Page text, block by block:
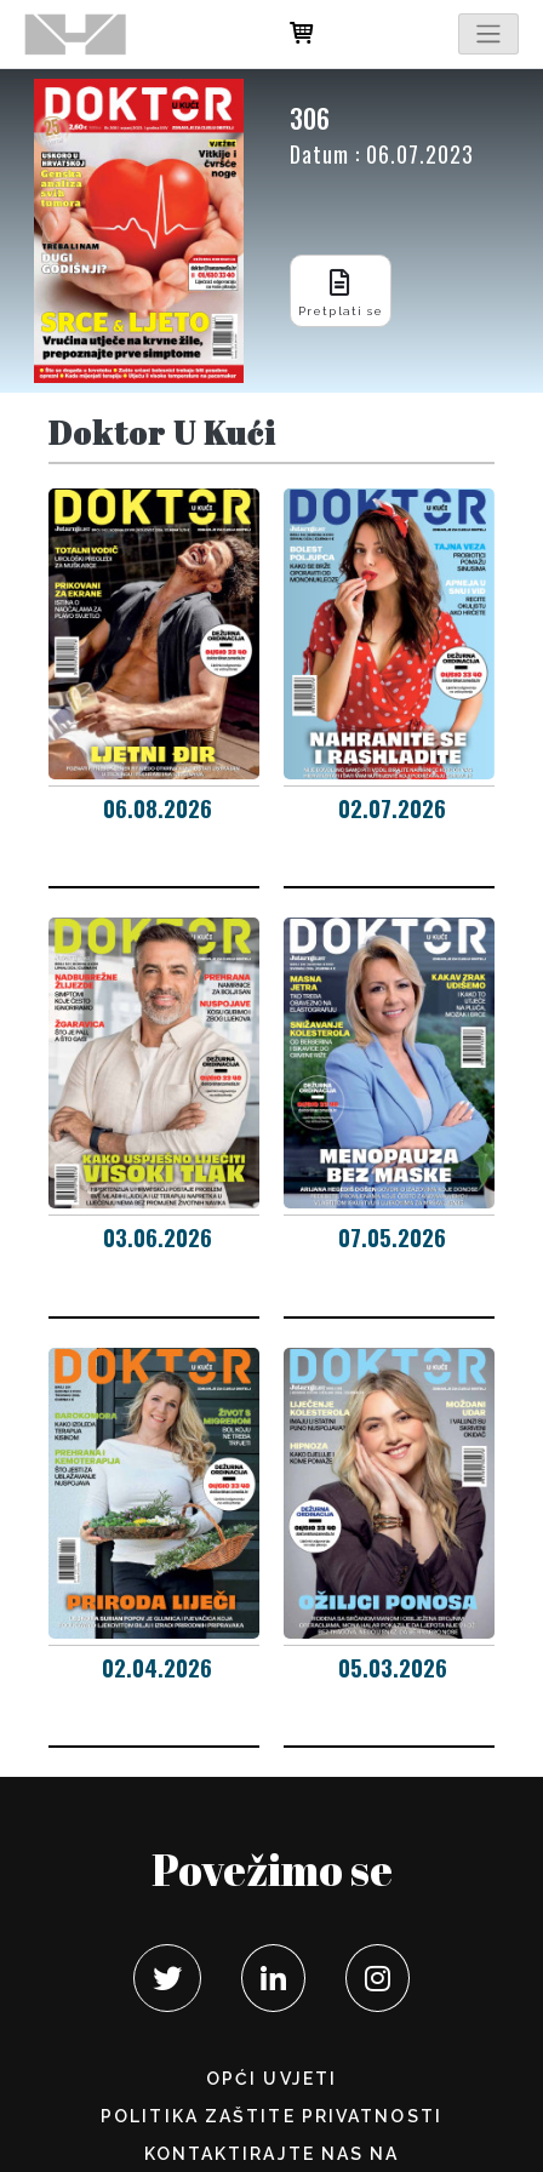
306
Datum : 06.07.2023
Pretplati se
Doktor U Kući
06.08.2026 02.07.2026
03.06.2026 07.05.2026
02.04.2026 05.03.2026
Povežimo se
OPĆI UVJETI
POLITIKA ZAŠTITE PRIVATNOSTI
KONTAKTIRAJTE NAS NA